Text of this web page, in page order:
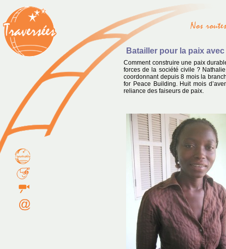
Batailler pour la paix
Comment construire une paix
forces de la société civile ?
coordonnant depuis 8 mois la
for Peace Building. Huit mois
reliance des faiseurs de paix.